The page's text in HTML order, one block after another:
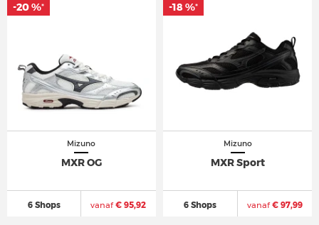
Mizuno
MXR OG
6 Shops vanaf€ 95,92
-20 %*
-20 %*
Mizuno
MXR Sport
6 Shops vanaf€ 97,99
-18 %*
-18 %*